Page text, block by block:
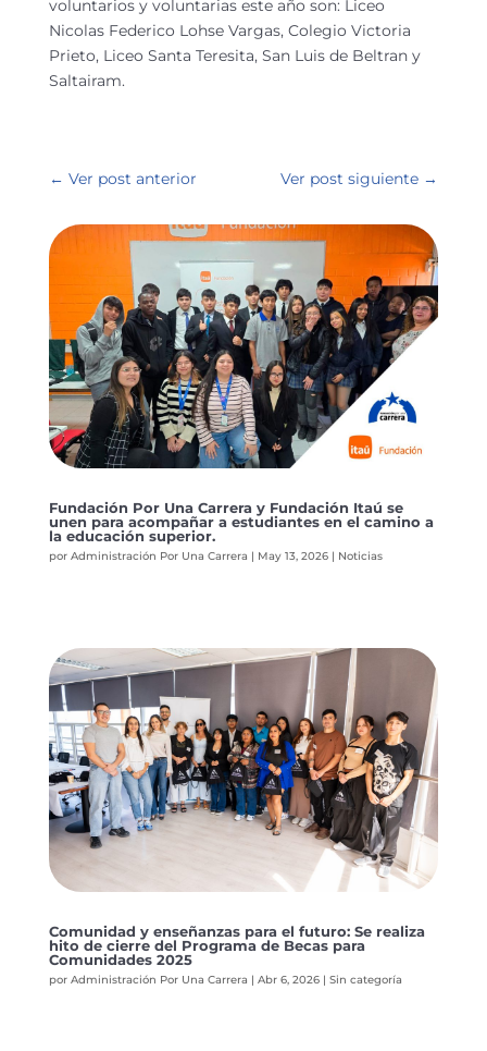
voluntarios y voluntarias este año son: Liceo
Nicolas Federico Lohse Vargas, Colegio Victoria
Prieto, Liceo Santa Teresita, San Luis de Beltran y
Saltairam.
← Ver post anterior Ver post siguiente →
Fundación Por Una Carrera y Fundación Itaú se
unen para acompañar a estudiantes en el camino a
la educación superior.
por Administración Por Una Carrera | May 13, 2026| Noticias
Comunidad y enseñanzas para el futuro: Se realiza
hito de cierre del Programa de Becas para
Comunidades 2025
por Administración Por Una Carrera | Abr 6, 2026| Sin categoría